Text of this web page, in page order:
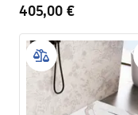
405,00 €